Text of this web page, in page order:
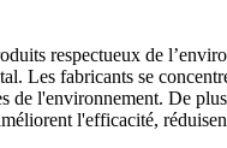
respectueux de
Les fabricants se
l'environnement. De
l'efficacité,